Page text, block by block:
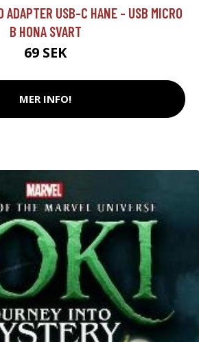
ADAPTER USB-C HANE - USB MICRO
B HONA SVART
69 SEK
MER INFO!